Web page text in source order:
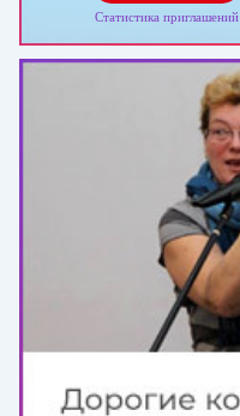
Статистика приглашений